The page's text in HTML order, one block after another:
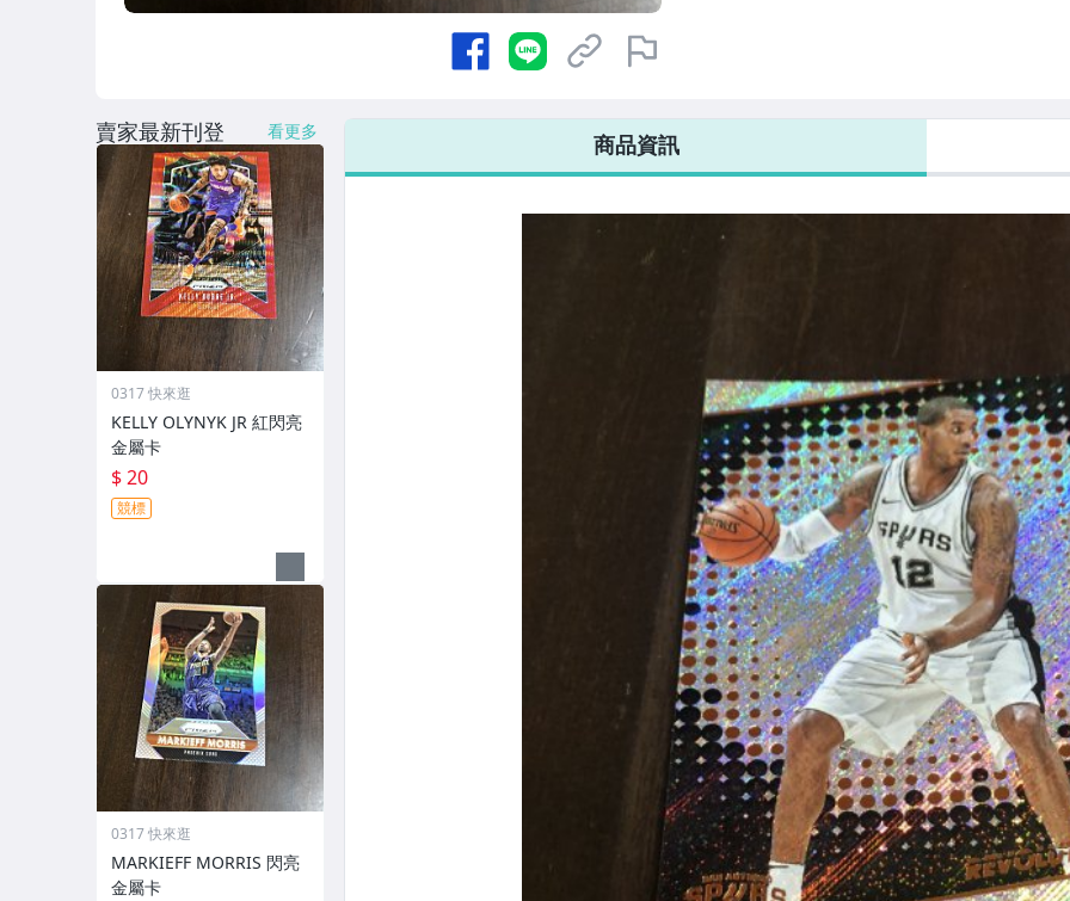
商品資訊
賣家最新刊登 看更多
0317 快來逛
KELLY OLYNYK JR 紅閃亮
金屬卡
$ 20
競標
0317 快來逛
MARKIEFF MORRIS 閃亮
金屬卡